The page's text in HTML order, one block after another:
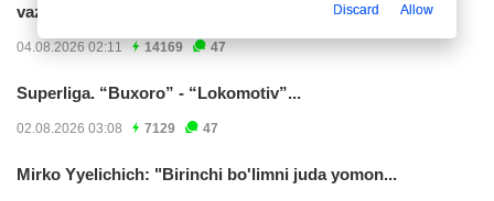
vazifa deb...
04.08.2026 02:11 14169 47
Superliga. “Buxoro” - “Lokomotiv”...
02.08.2026 03:08 7129 47
Mirko Yyelichich: "Birinchi bo'limni juda yomon...
Discard Allow